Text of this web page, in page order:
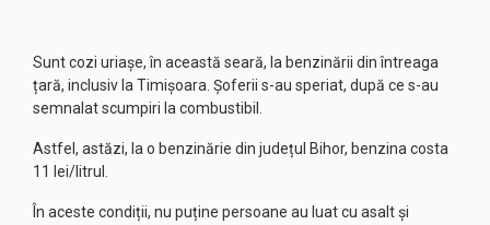
Sunt cozi uriașe, în această seară, la benzinării din întreaga
țară, inclusiv la Timișoara. Șoferii s-au speriat, după ce s-au
semnalat scumpiri la combustibil.
Astfel, astăzi, la o benzinărie din județul Bihor, benzina costa
11 lei/litrul.
În aceste condiții, nu puține persoane au luat cu asalt și